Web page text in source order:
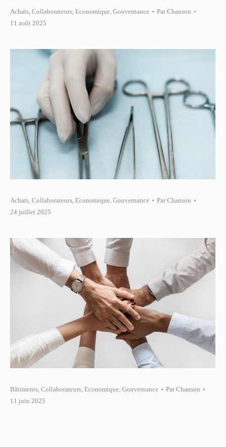
Achats, Collaborateurs, Economique, Gouvernance ParChanson
11 août 2025
Achats, Collaborateurs, Economique, Gouvernance ParChanson
24 juillet 2025
Bâtiments, Collaborateurs, Economique, Gouvernance ParChanson
11 juin 2025